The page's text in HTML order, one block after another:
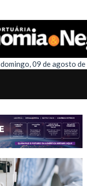
domingo, 09 de agosto